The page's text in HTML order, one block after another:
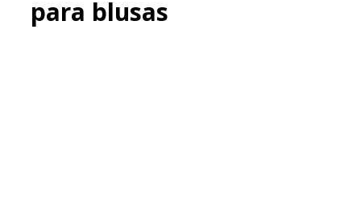
para blusas